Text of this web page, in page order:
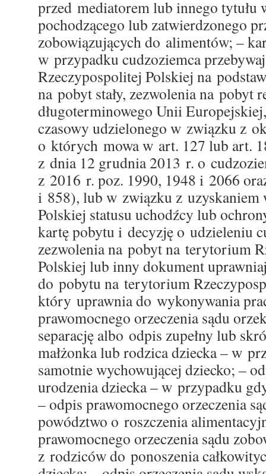
przed mediatorem lub innego tytułu
pochodzącego lub zatwierdzonego
zobowiązujących do alimentów; –
w przypadku cudzoziemca
Rzeczypospolitej Polskiej na
na pobyt stały, zezwolenia na pobyt
długoterminowego Unii
czasowy udzielonego w związku z
o których mowa w art. 127 lub art.
z dnia 12 grudnia 2013 r. o
z 2016 r. poz. 1990, 1948 i 2066
i 858), lub w związku z uzyskaniem
Polskiej statusu uchodźcy lub
kartę pobytu i decyzję o udzieleniu
zezwolenia na pobyt na terytorium
Polskiej lub inny dokument
do pobytu na terytorium
który uprawnia do wykonywania
prawomocnego orzeczenia sądu
separację albo odpis zupełny lub
małżonka lub rodzica dziecka – w
samotnie wychowującej dziecko; –
urodzenia dziecka – w przypadku
– odpis prawomocnego orzeczenia
powództwo o roszczenia
prawomocnego orzeczenia sądu
z rodziców do ponoszenia